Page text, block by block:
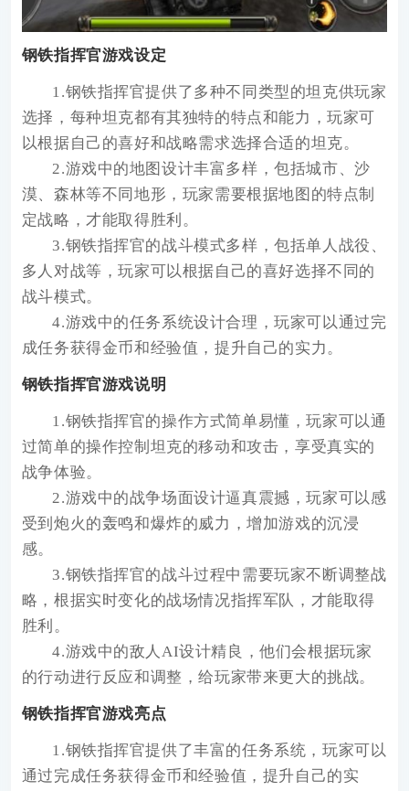
钢铁指挥官游戏设定
1.钢铁指挥官提供了多种不同类型的坦克供玩家
选择，每种坦克都有其独特的特点和能力，玩家可
以根据自己的喜好和战略需求选择合适的坦克。
2.游戏中的地图设计丰富多样，包括城市、沙
漠、森林等不同地形，玩家需要根据地图的特点制
定战略，才能取得胜利。
3.钢铁指挥官的战斗模式多样，包括单人战役、
多人对战等，玩家可以根据自己的喜好选择不同的
战斗模式。
4.游戏中的任务系统设计合理，玩家可以通过完
成任务获得金币和经验值，提升自己的实力。
钢铁指挥官游戏说明
1.钢铁指挥官的操作方式简单易懂，玩家可以通
过简单的操作控制坦克的移动和攻击，享受真实的
战争体验。
2.游戏中的战争场面设计逼真震撼，玩家可以感
受到炮火的轰鸣和爆炸的威力，增加游戏的沉浸
感。
3.钢铁指挥官的战斗过程中需要玩家不断调整战
略，根据实时变化的战场情况指挥军队，才能取得
胜利。
4.游戏中的敌人AI设计精良，他们会根据玩家
的行动进行反应和调整，给玩家带来更大的挑战。
钢铁指挥官游戏亮点
1.钢铁指挥官提供了丰富的任务系统，玩家可以
通过完成任务获得金币和经验值，提升自己的实